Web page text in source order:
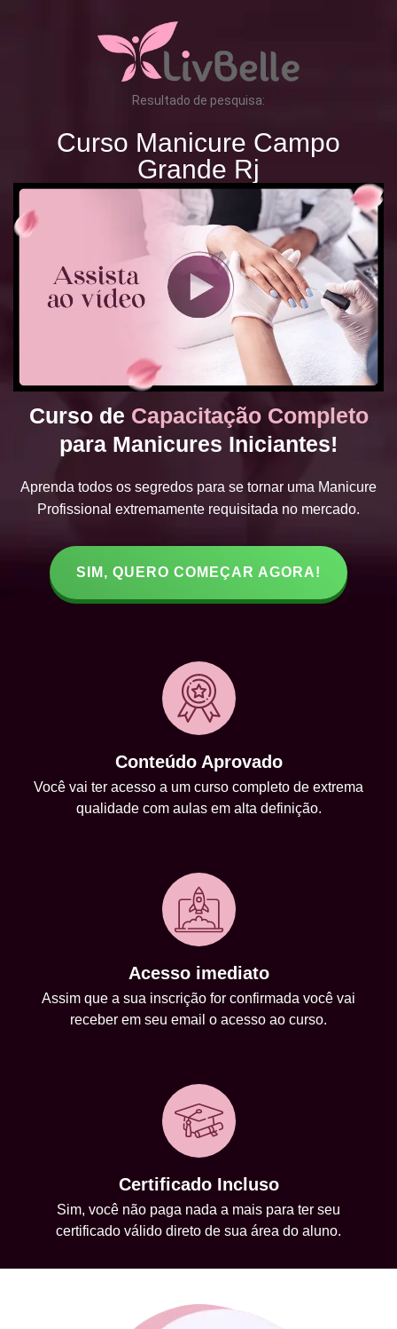
Resultado de pesquisa:
Curso Manicure Campo
Grande Rj
Curso de Capacitação Completo
para Manicures Iniciantes!
Aprenda todos os segredos para se tornar uma Manicure
Profissional extremamente requisitada no mercado.
SIM, QUERO COMEÇAR AGORA!
Conteúdo Aprovado
Você vai ter acesso a um curso completo de extrema
qualidade com aulas em alta definição.
Acesso imediato
Assim que a sua inscrição for confirmada você vai
receber em seu email o acesso ao curso.
Certificado Incluso
Sim, você não paga nada a mais para ter seu
certificado válido direto de sua área do aluno.